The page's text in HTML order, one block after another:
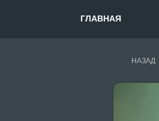
ГЛАВНАЯ
НАЗАД